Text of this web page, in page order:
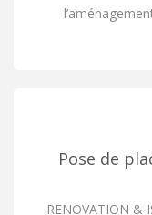
Pose de
RENOVATION &